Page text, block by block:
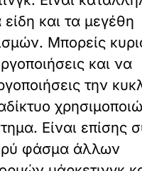
και τα μεγέθη
Μπορείς
και να
την
Είναι επίσης
φάσμα άλλων